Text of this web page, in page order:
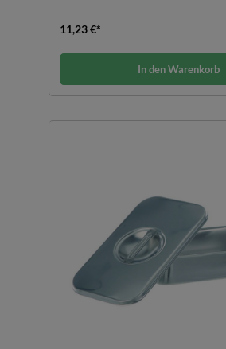
11,23 €*
In den Warenkorb